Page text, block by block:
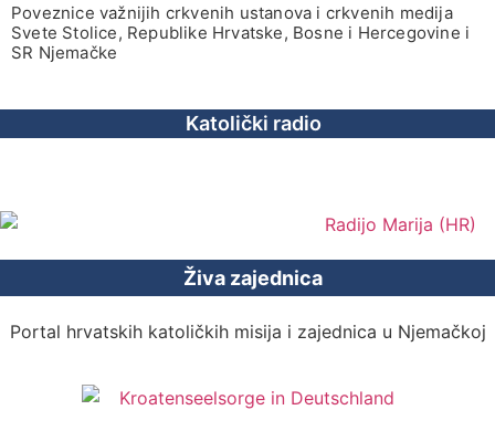
Poveznice važnijih crkvenih ustanova i crkvenih medija
Svete Stolice, Republike Hrvatske, Bosne i Hercegovine i
SR Njemačke
Katolički radio
Živa zajednica
Portal hrvatskih katoličkih misija i zajednica u Njemačkoj